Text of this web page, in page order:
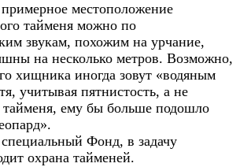
местоположение
тайменя можно по
звукам, похожим на урчание,
на несколько метров. Возможно,
хищника иногда зовут «водяным
учитывая пятнистость, а не
тайменя, ему бы больше подошло
Фонд, в задачу
охрана тайменей.